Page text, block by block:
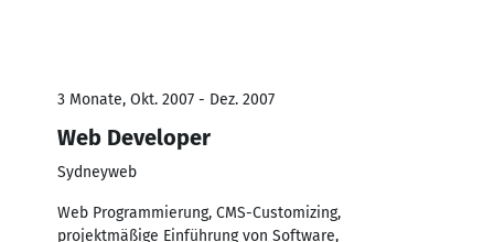
3 Monate, Okt. 2007 - Dez. 2007
Web Developer
Sydneyweb
Web Programmierung, CMS-Customizing,
projektmäßige Einführung von Software,